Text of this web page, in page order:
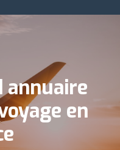
annuaire
en